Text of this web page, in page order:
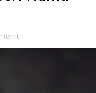
menit